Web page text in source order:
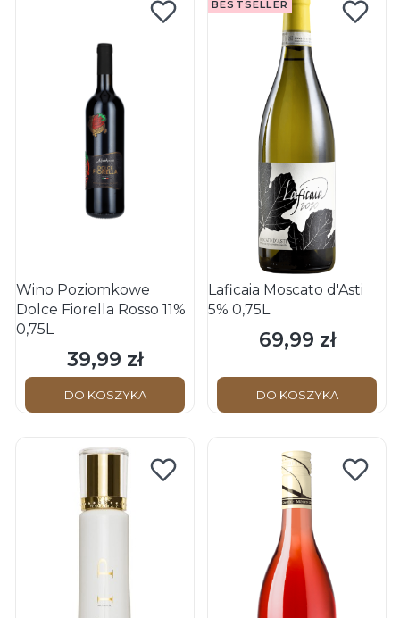
Wino Poziomkowe
Dolce Fiorella Rosso 11%
0,75L
Cena
39,99 zł
DO KOSZYKA
BESTSELLER
Laficaia Moscato d'Asti
5% 0,75L
Cena
69,99 zł
DO KOSZYKA